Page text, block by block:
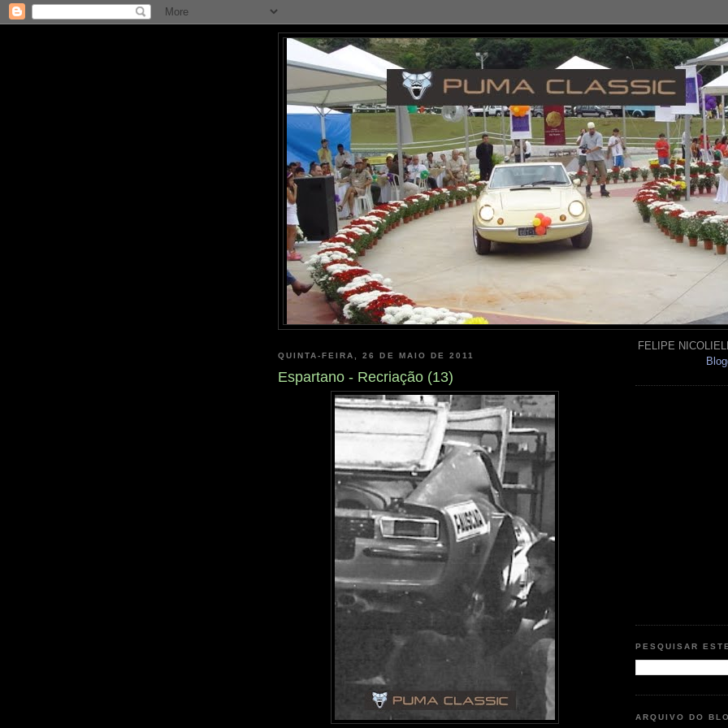
QUINTA-FEIRA, 26 DE MAIO DE 2011
Espartano - Recriação (13)
FELIPE
PESQUISAR
ARQUIVO DO